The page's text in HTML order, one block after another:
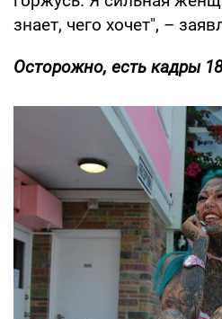
знает, чего хочет", –
Осторожно, есть кадры